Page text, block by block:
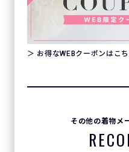
＞ お得なWEBクーポンはこ
その他の着物メ